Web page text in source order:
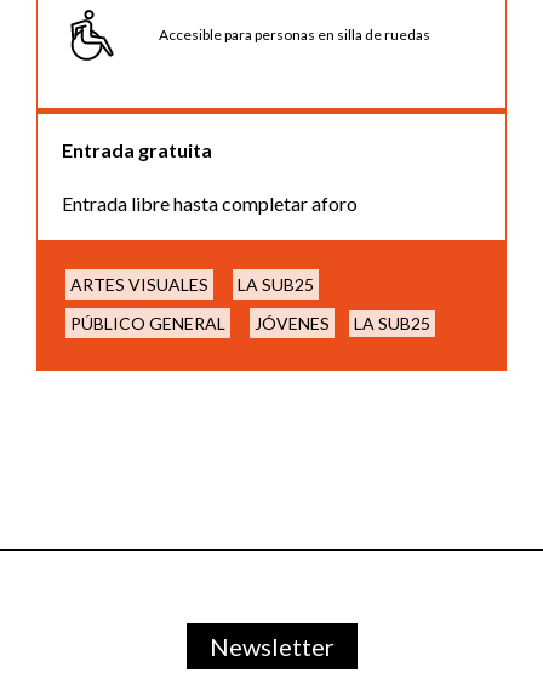
Accesible para personas en silla de ruedas
Entrada gratuita
Entrada libre hasta completar aforo
ARTES VISUALES
LA SUB25
PÚBLICO GENERAL
JÓVENES LA SUB25
Newsletter